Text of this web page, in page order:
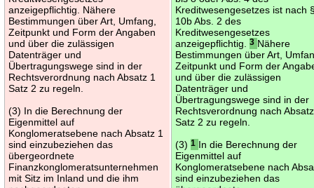
anzeigepflichtig. Nähere
Bestimmungen über Art, Umfang,
Zeitpunkt und Form der Angaben
und über die zulässigen
Datenträger und
Übertragungswege sind in der
Rechtsverordnung nach Absatz 1
Satz 2 zu regeln.
(3) In die Berechnung der
Eigenmittel auf
Konglomeratsebene nach Absatz 1
sind einzubeziehen das
übergeordnete
Finanzkonglomeratsunternehmen
mit Sitz im Inland und die ihm
Kreditwesengesetzes ist nach
10b Abs. 2 des
Kreditwesengesetzes
anzeigepflichtig.3 Nähere
Bestimmungen über Art,
Zeitpunkt und Form der
und über die zulässigen
Datenträger und
Übertragungswege sind in der
Rechtsverordnung nach
Satz 2 zu regeln.
(3)1 In die Berechnung der
Eigenmittel auf
Konglomeratsebene nach
sind einzubeziehen das